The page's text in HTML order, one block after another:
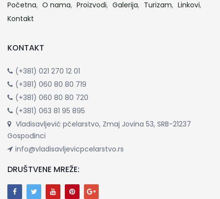
Početna O nama Proizvodi Galerija Turizam
Linkovi
Kontakt
KONTAKT
(+381) 021 270 12 01
(+381) 060 80 80 719
(+381) 060 80 80 720
(+381) 063 81 95 895
Vladisavljević pčelarstvo, Zmaj Jovina 53, SRB-21237
Gospođinci
info@vladisavljevicpcelarstvo.rs
DRUŠTVENE MREŽE: